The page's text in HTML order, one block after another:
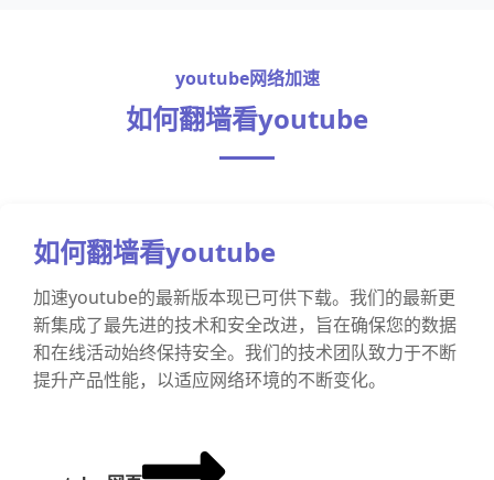
youtube网络加速
如何翻墙看youtube
如何翻墙看youtube
加速youtube的最新版本现已可供下载。我们的最新更
新集成了最先进的技术和安全改进，旨在确保您的数据
和在线活动始终保持安全。我们的技术团队致力于不断
提升产品性能，以适应网络环境的不断变化。